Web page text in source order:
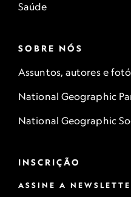
Saúde
SOBRE NÓS
Assuntos, autores e
National Geographic
National Geographic
INSCRIÇÃO
ASSINE A